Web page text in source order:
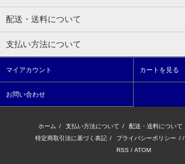
配送・送料について
支払い方法について
マイアカウント カートを見る
お問い合わせ
ホーム / 支払い方法について / 配送・送料について
特定商取引法に基づく表記 / プライバシーポリシー / /
RSS / ATOM